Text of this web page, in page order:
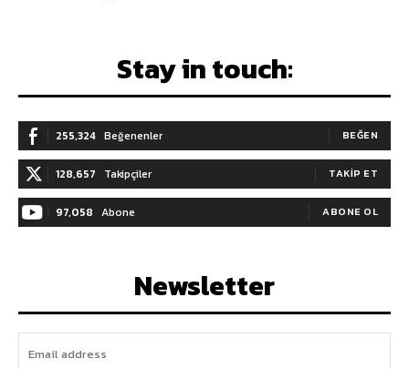
Stay in touch:
255,324 Beğenenler BEĞEN
128,657 Takipçiler TAKIP ET
97,058 Abone ABONE OL
Newsletter